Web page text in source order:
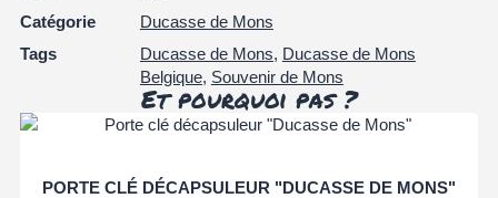
Catégorie
Ducasse de Mons
Tags
Ducasse de Mons, Ducasse de Mons
Belgique, Souvenir de Mons
Et pourquoi pas ?
PORTE CLÉ DÉCAPSULEUR "DUCASSE DE MONS"